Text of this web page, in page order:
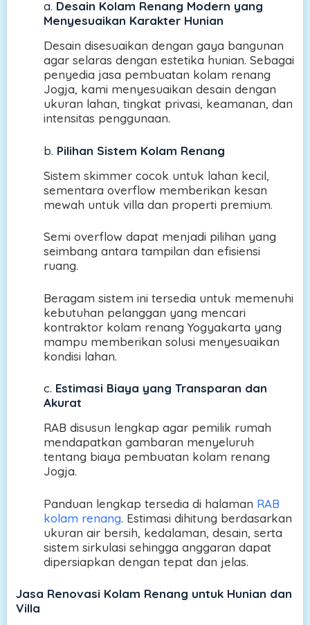
a. Desain Kolam Renang Modern yang
Menyesuaikan Karakter Hunian
Desain disesuaikan dengan gaya bangunan
agar selaras dengan estetika hunian. Sebagai
penyedia jasa pembuatan kolam renang
Jogja, kami menyesuaikan desain dengan
ukuran lahan, tingkat privasi, keamanan, dan
intensitas penggunaan.
b. Pilihan Sistem Kolam Renang
Sistem skimmer cocok untuk lahan kecil,
sementara overflow memberikan kesan
mewah untuk villa dan properti premium.
Semi overflow dapat menjadi pilihan yang
seimbang antara tampilan dan efisiensi
ruang.
Beragam sistem ini tersedia untuk memenuhi
kebutuhan pelanggan yang mencari
kontraktor kolam renang Yogyakarta yang
mampu memberikan solusi menyesuaikan
kondisi lahan.
c. Estimasi Biaya yang Transparan dan
Akurat
RAB disusun lengkap agar pemilik rumah
mendapatkan gambaran menyeluruh
tentang biaya pembuatan kolam renang
Jogja.
Panduan lengkap tersedia di halaman RAB
kolam renang. Estimasi dihitung berdasarkan
ukuran air bersih, kedalaman, desain, serta
sistem sirkulasi sehingga anggaran dapat
dipersiapkan dengan tepat dan jelas.
Jasa Renovasi Kolam Renang untuk Hunian dan
Villa